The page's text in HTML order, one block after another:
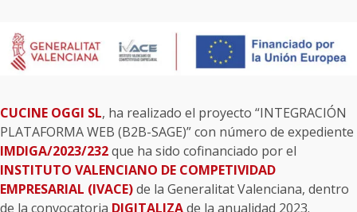
CUCINE OGGI SL, ha realizado el proyecto “INTEGRACIÓN
PLATAFORMA WEB (B2B-SAGE)” con número de expediente
IMDIGA/2023/232que ha sido cofinanciado por el
INSTITUTO VALENCIANO DE COMPETIVIDAD
EMPRESARIAL (IVACE)de la Generalitat Valenciana, dentro
de la convocatoria DIGITALIZAde la anualidad 2023.